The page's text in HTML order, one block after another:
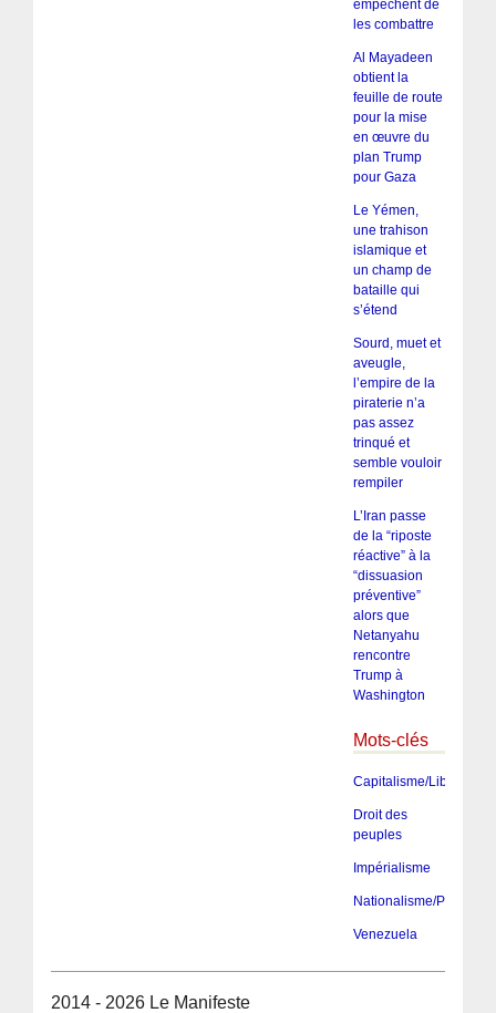
empêchent de
les combattre
Al Mayadeen
obtient la
feuille de route
pour la mise
en œuvre du
plan Trump
pour Gaza
Le Yémen,
une trahison
islamique et
un champ de
bataille qui
s’étend
Sourd, muet et
aveugle,
l’empire de la
piraterie n’a
pas assez
trinqué et
semble vouloir
rempiler
L’Iran passe
de la “riposte
réactive” à la
“dissuasion
préventive”
alors que
Netanyahu
rencontre
Trump à
Washington
Mots-clés
Capitalisme/
Droit des
peuples
Impérialisme
Nationalisme/
Venezuela
2014 - 2026 Le Manifeste